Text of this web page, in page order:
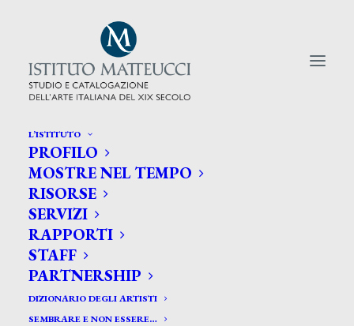
L’ISTITUTO
PROFILO
MOSTRE NEL TEMPO
RISORSE
SERVIZI
RAPPORTI
STAFF
PARTNERSHIP
DIZIONARIO DEGLI ARTISTI
SEMBRARE E NON ESSERE…
CERCA TRA GLI ARTISTI:
Search
for: